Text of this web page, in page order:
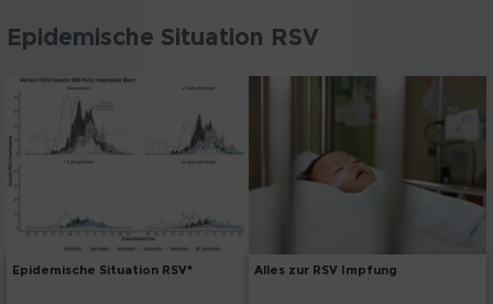
Epidemische Situation RSV
Epidemische Situation RSV* Alles zur RSV Impfung